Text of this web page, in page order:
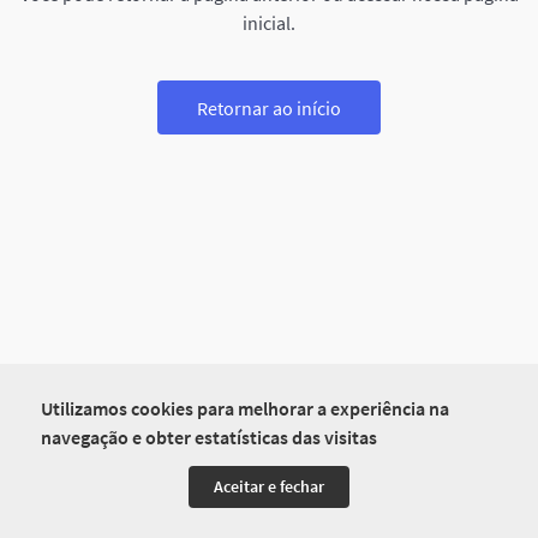
Utilizamos cookies para melhorar a experiência na
navegação e obter estatísticas das visitas
Aceitar e fechar
inicial.
Retornar ao início